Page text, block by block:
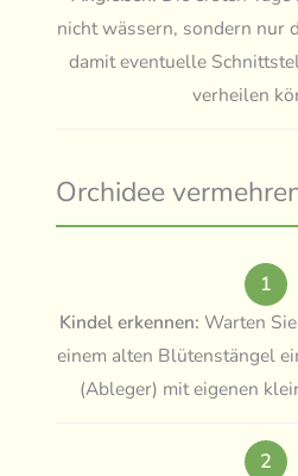
nicht wässern, sondern nur
damit eventuelle
verheilen
Orchidee
1
Kindel erkennen: Warten
einem alten Blütenstängel
(Ableger) mit eigenen
2